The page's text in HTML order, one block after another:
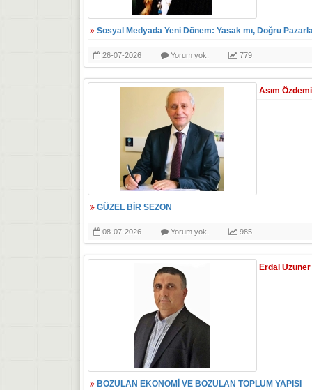
Sosyal Medyada Yeni Dönem: Yasak mı, Doğru
26-07-2026 Yorum yok. 779
Asım
GÜZEL BİR SEZON
08-07-2026 Yorum yok. 985
Erdal Uzuner
BOZULAN EKONOMİ VE BOZULAN TOPLUM YAPISI